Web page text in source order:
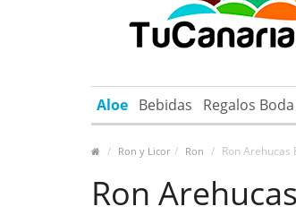
Aloe Bebidas Regalos
Ron y Licor Ron Ron
Ron